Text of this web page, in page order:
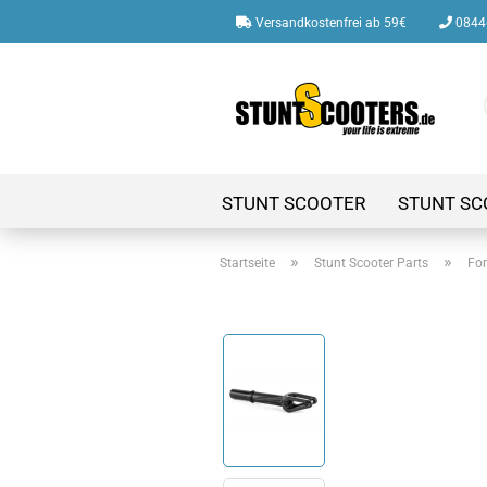
Versandkostenfrei ab 59€
STUNT SCOOTER STUNT
Startseite » Stunt Scooter Parts »